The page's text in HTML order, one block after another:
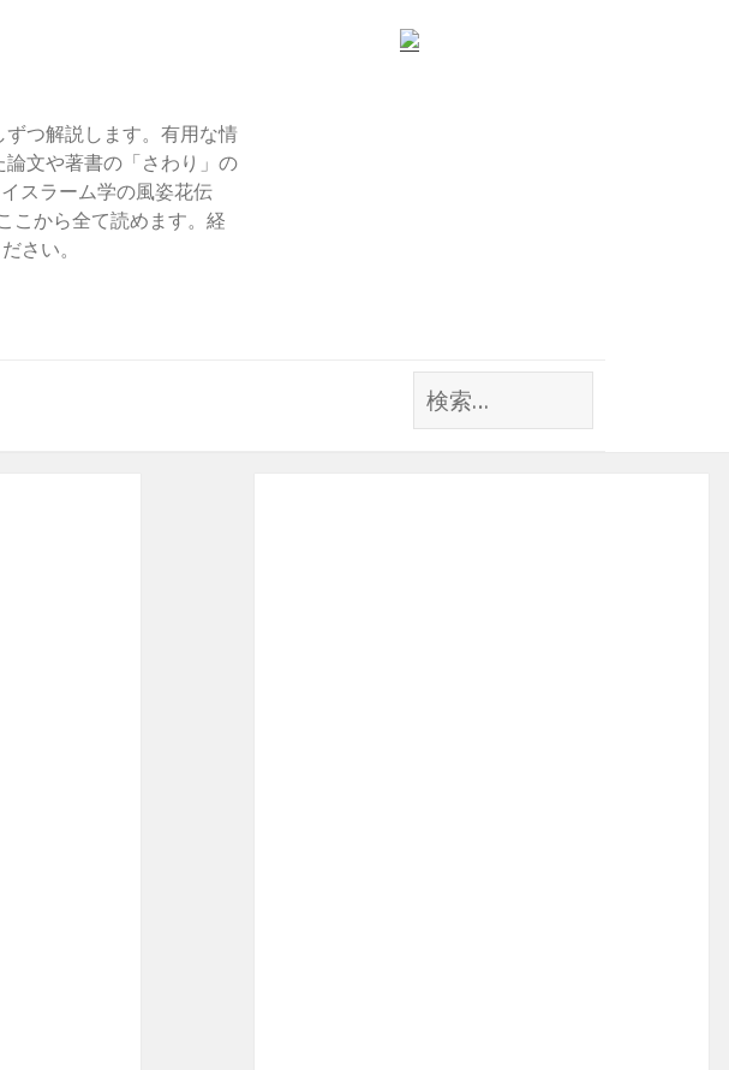
つ解説します。有用な情
文や著書の「さわり」の
スラーム学の風姿花伝
こから全て読めます。経
さい。
検
索: